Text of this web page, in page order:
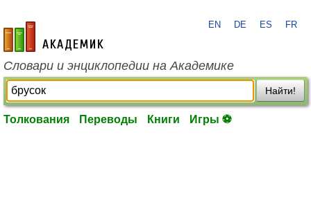
academic.ru
EN DE ES FR
Словари и энциклопедии на Академике
Найти!
Толкования Переводы Книги Игры ⚽